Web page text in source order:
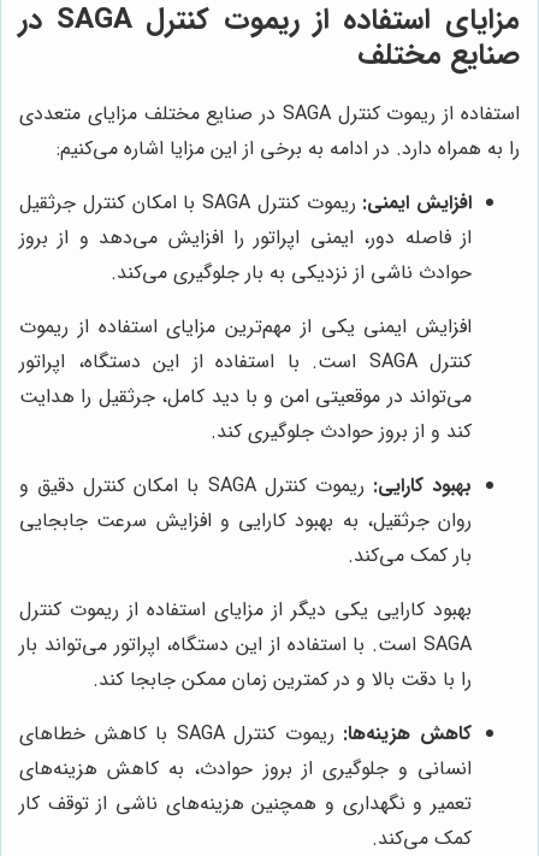
مزایای استفاده از ریموت کنترل SAGA در
صنایع مختلف
استفاده از ریموت کنترل SAGA در صنایع مختلف مزایای متعددی
را به همراه دارد. در ادامه به برخی از این مزایا اشاره می‌کنیم:
افزایش ایمنی:
ریموت کنترل SAGA با امکان کنترل جرثقیل
از فاصله دور، ایمنی اپراتور را افزایش می‌دهد و از بروز
حوادث ناشی از نزدیکی به بار جلوگیری می‌کند.
افزایش ایمنی یکی از مهم‌ترین مزایای استفاده از ریموت
کنترل SAGA است. با استفاده از این دستگاه، اپراتور
می‌تواند در موقعیتی امن و با دید کامل، جرثقیل را هدایت
کند و از بروز حوادث جلوگیری کند.
بهبود کارایی:
ریموت کنترل SAGA با امکان کنترل دقیق و
روان جرثقیل، به بهبود کارایی و افزایش سرعت جابجایی
بار کمک می‌کند.
بهبود کارایی یکی دیگر از مزایای استفاده از ریموت کنترل
SAGA است. با استفاده از این دستگاه، اپراتور می‌تواند بار
را با دقت بالا و در کمترین زمان ممکن جابجا کند.
کاهش هزینه‌ها:
ریموت کنترل SAGA با کاهش خطاهای
انسانی و جلوگیری از بروز حوادث، به کاهش هزینه‌های
تعمیر و نگهداری و همچنین هزینه‌های ناشی از توقف کار
کمک می‌کند.